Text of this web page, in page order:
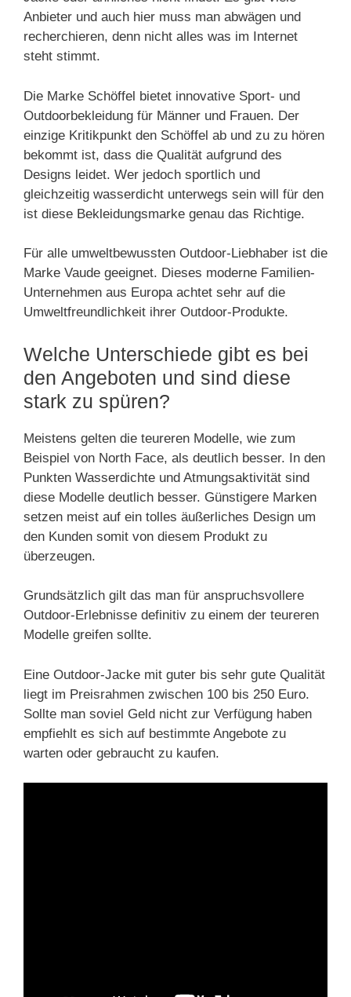
Anbieter und auch hier muss man abwägen und
recherchieren, denn nicht alles was im Internet
steht stimmt.
Die Marke Schöffel bietet innovative Sport- und
Outdoorbekleidung für Männer und Frauen. Der
einzige Kritikpunkt den Schöffel ab und zu zu hören
bekommt ist, dass die Qualität aufgrund des
Designs leidet. Wer jedoch sportlich und
gleichzeitig wasserdicht unterwegs sein will für den
ist diese Bekleidungsmarke genau das Richtige.
Für alle umweltbewussten Outdoor-Liebhaber ist die
Marke Vaude geeignet. Dieses moderne Familien-
Unternehmen aus Europa achtet sehr auf die
Umweltfreundlichkeit ihrer Outdoor-Produkte.
Welche Unterschiede gibt es bei
den Angeboten und sind diese
stark zu spüren?
Meistens gelten die teureren Modelle, wie zum
Beispiel von North Face, als deutlich besser. In den
Punkten Wasserdichte und Atmungsaktivität sind
diese Modelle deutlich besser. Günstigere Marken
setzen meist auf ein tolles äußerliches Design um
den Kunden somit von diesem Produkt zu
überzeugen.
Grundsätzlich gilt das man für anspruchsvollere
Outdoor-Erlebnisse definitiv zu einem der teureren
Modelle greifen sollte.
Eine Outdoor-Jacke mit guter bis sehr gute Qualität
liegt im Preisrahmen zwischen 100 bis 250 Euro.
Sollte man soviel Geld nicht zur Verfügung haben
empfiehlt es sich auf bestimmte Angebote zu
warten oder gebraucht zu kaufen.